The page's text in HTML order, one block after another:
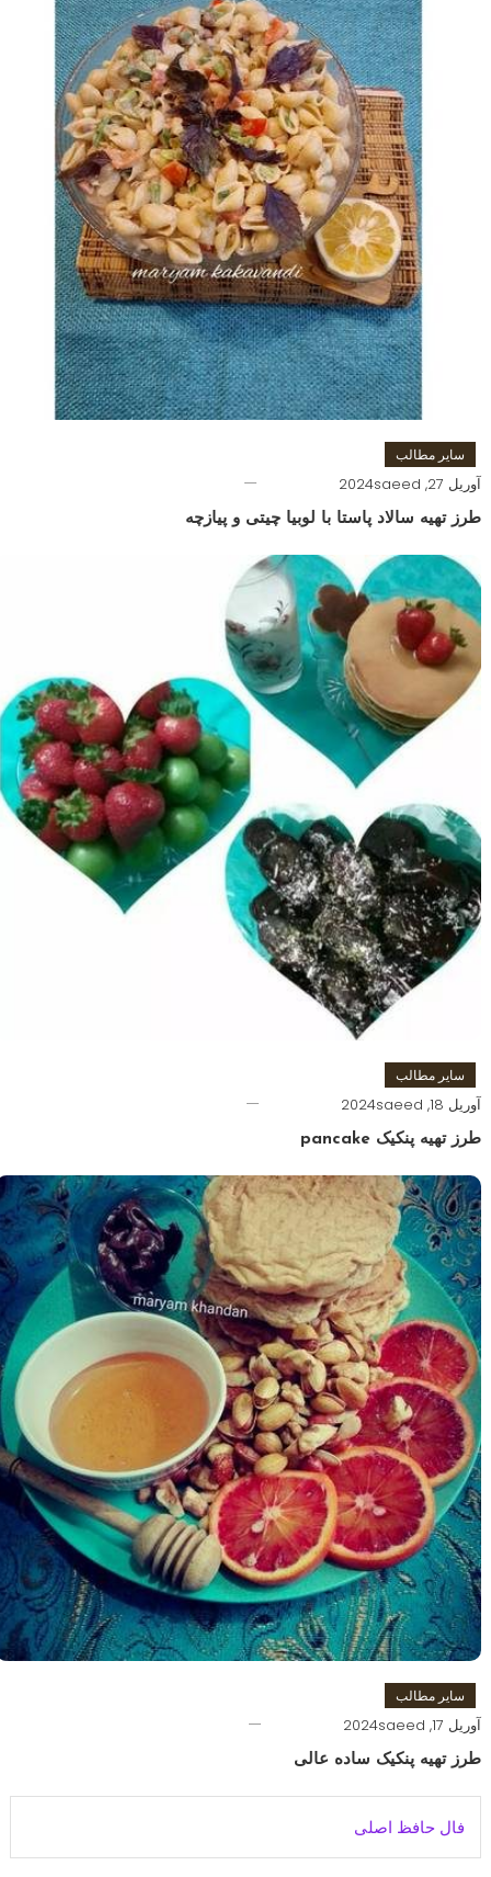
سایر مطالب
آوریل 27, 2024 saeed
طرز تهیه سالاد پاستا با لوبیا چیتی و پیازچه
سایر مطالب
آوریل 18, 2024 saeed
طرز تهیه پنکیک pancake
سایر مطالب
آوریل 17, 2024 saeed
طرز تهیه پنکیک ساده عالی
فال حافظ اصلی